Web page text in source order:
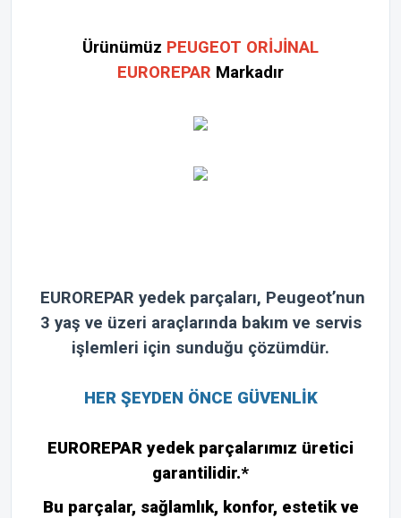
Ürünümüz PEUGEOT ORİJİNAL
EUROREPAR Markadır
EUROREPAR yedek parçaları, Peugeot’nun
3 yaş ve üzeri araçlarında bakım ve servis
işlemleri için sunduğu çözümdür.
HER ŞEYDEN ÖNCE GÜVENLİK
EUROREPAR yedek parçalarımız üretici
garantilidir.*
Bu parçalar, sağlamlık, konfor, estetik ve